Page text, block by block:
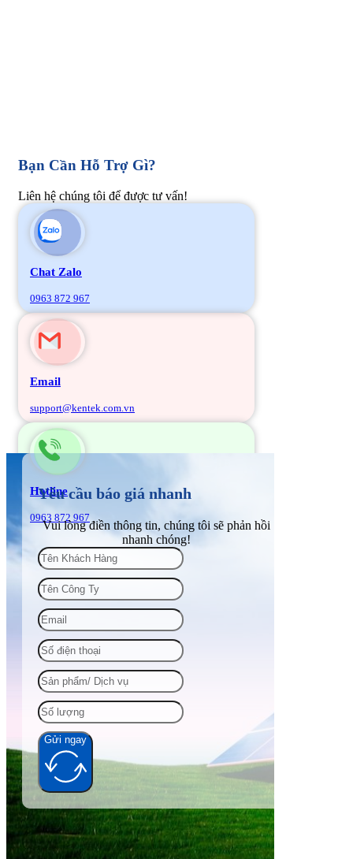
Bạn Cần Hỗ Trợ Gì?
Liên hệ chúng tôi để được tư vấn!
Chat Zalo
0963 872 967
Email
support@kentek.com.vn
Hotline
0963 872 967
Yêu cầu báo giá nhanh
Vui lòng điền thông tin, chúng tôi sẽ phản hồi
nhanh chóng!
Gửi ngay